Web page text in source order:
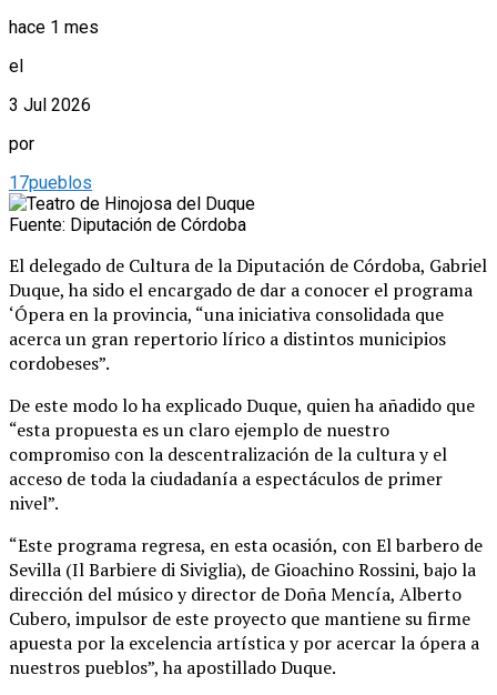
hace 1 mes
el
3 Jul 2026
por
17pueblos
Fuente: Diputación de Córdoba
El delegado de Cultura de la Diputación de Córdoba, Gabriel
Duque, ha sido el encargado de dar a conocer el programa
‘Ópera en la provincia, “una iniciativa consolidada que
acerca un gran repertorio lírico a distintos municipios
cordobeses”.
De este modo lo ha explicado Duque, quien ha añadido que
“esta propuesta es un claro ejemplo de nuestro
compromiso con la descentralización de la cultura y el
acceso de toda la ciudadanía a espectáculos de primer
nivel”.
“Este programa regresa, en esta ocasión, con El barbero de
Sevilla (Il Barbiere di Siviglia), de Gioachino Rossini, bajo la
dirección del músico y director de Doña Mencía, Alberto
Cubero, impulsor de este proyecto que mantiene su firme
apuesta por la excelencia artística y por acercar la ópera a
nuestros pueblos”, ha apostillado Duque.